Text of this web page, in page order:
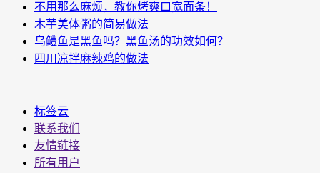
不用那么麻烦，教你烤爽口宽面条！
木芋美体粥的简易做法
乌鳢鱼是黑鱼吗？黑鱼汤的功效如何？
四川凉拌麻辣鸡的做法
标签云
联系我们
友情链接
所有用户